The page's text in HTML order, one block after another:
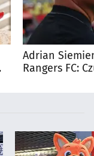
Adrian
Rangers FC: